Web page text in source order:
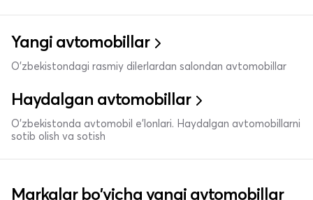
Yangi avtomobillar
O'zbekistondagi rasmiy dilerlardan salondan avtomobillar
Haydalgan avtomobillar
O'zbekistonda avtomobil e’lonlari. Haydalgan avtomobillarni
sotib olish va sotish
Markalar bo'yicha yangi avtomobillar